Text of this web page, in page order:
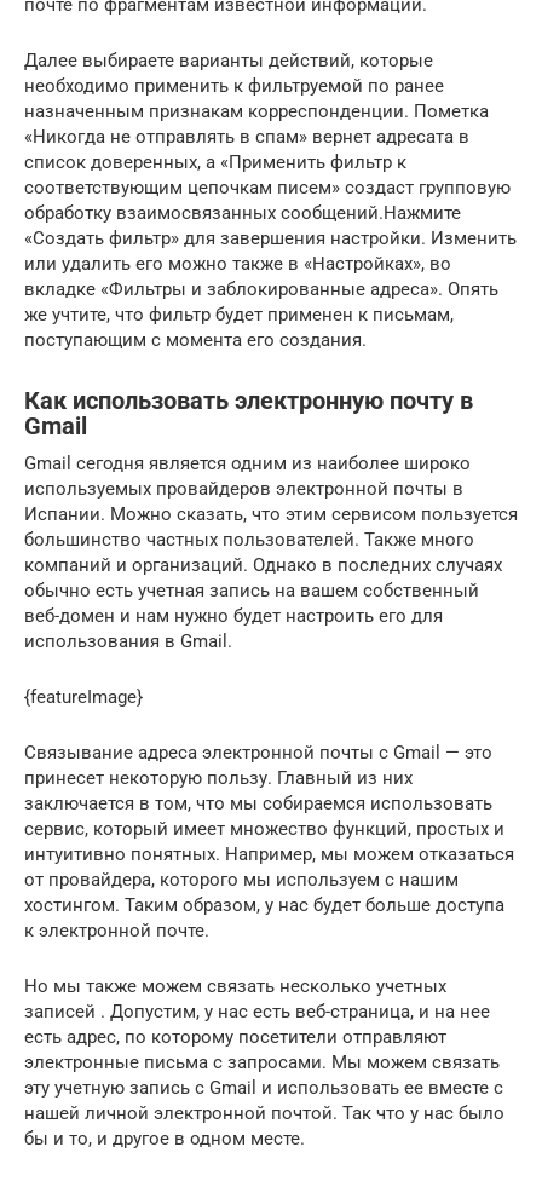
почте по фрагментам известной информации.
Далее выбираете варианты действий, которые
необходимо применить к фильтруемой по ранее
назначенным признакам корреспонденции. Пометка
«Никогда не отправлять в спам» вернет адресата в
список доверенных, а «Применить фильтр к
соответствующим цепочкам писем» создаст групповую
обработку взаимосвязанных сообщений.Нажмите
«Создать фильтр» для завершения настройки. Изменить
или удалить его можно также в «Настройках», во
вкладке «Фильтры и заблокированные адреса». Опять
же учтите, что фильтр будет применен к письмам,
поступающим с момента его создания.
Как использовать электронную почту в
Gmail
Gmail сегодня является одним из наиболее широко
используемых провайдеров электронной почты в
Испании. Можно сказать, что этим сервисом пользуется
большинство частных пользователей. Также много
компаний и организаций. Однако в последних случаях
обычно есть учетная запись на вашем собственный
веб-домен и нам нужно будет настроить его для
использования в Gmail.
{featureImage}
Связывание адреса электронной почты с Gmail — это
принесет некоторую пользу. Главный из них
заключается в том, что мы собираемся использовать
сервис, который имеет множество функций, простых и
интуитивно понятных. Например, мы можем отказаться
от провайдера, которого мы используем с нашим
хостингом. Таким образом, у нас будет больше доступа
к электронной почте.
Но мы также можем связать несколько учетных
записей . Допустим, у нас есть веб-страница, и на нее
есть адрес, по которому посетители отправляют
электронные письма с запросами. Мы можем связать
эту учетную запись с Gmail и использовать ее вместе с
нашей личной электронной почтой. Так что у нас было
бы и то, и другое в одном месте.